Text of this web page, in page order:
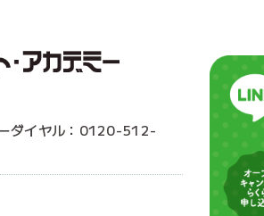
ダイヤル：0120-512-